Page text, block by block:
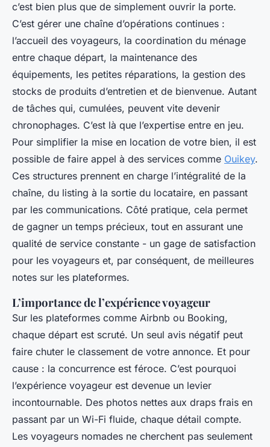
c’est bien plus que de simplement ouvrir la porte.
C’est gérer une chaîne d’opérations continues :
l’accueil des voyageurs, la coordination du ménage
entre chaque départ, la maintenance des
équipements, les petites réparations, la gestion des
stocks de produits d’entretien et de bienvenue. Autant
de tâches qui, cumulées, peuvent vite devenir
chronophages. C’est là que l’expertise entre en jeu.
Pour simplifier la mise en location de votre bien, il est
possible de faire appel à des services comme Ouikey.
Ces structures prennent en charge l’intégralité de la
chaîne, du listing à la sortie du locataire, en passant
par les communications. Côté pratique, cela permet
de gagner un temps précieux, tout en assurant une
qualité de service constante - un gage de satisfaction
pour les voyageurs et, par conséquent, de meilleures
notes sur les plateformes.
L’importance de l’expérience voyageur
Sur les plateformes comme Airbnb ou Booking,
chaque départ est scruté. Un seul avis négatif peut
faire chuter le classement de votre annonce. Et pour
cause : la concurrence est féroce. C’est pourquoi
l’expérience voyageur est devenue un levier
incontournable. Des photos nettes aux draps frais en
passant par un Wi-Fi fluide, chaque détail compte.
Les voyageurs nomades ne cherchent pas seulement